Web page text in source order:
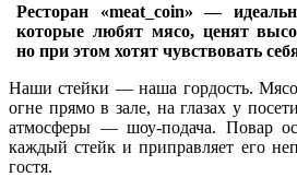
Ресторан «meat_coin» —
которые любят мясо, ценят
но при этом хотят чувствовать
Наши стейки — наша гордость. Мясо
огне прямо в зале, на глазах у
атмосферы — шоу-подача. Повар
каждый стейк и приправляет его
гостя.